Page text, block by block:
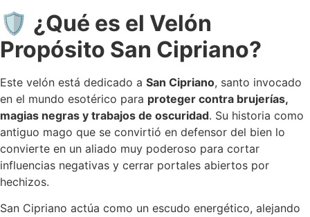
🛡️ ¿Qué es el Velón
Propósito San Cipriano?
Este velón está dedicado a San Cipriano, santo invocado
en el mundo esotérico para proteger contra brujerías,
magias negras y trabajos de oscuridad. Su historia como
antiguo mago que se convirtió en defensor del bien lo
convierte en un aliado muy poderoso para cortar
influencias negativas y cerrar portales abiertos por
hechizos.
San Cipriano actúa como un escudo energético, alejando